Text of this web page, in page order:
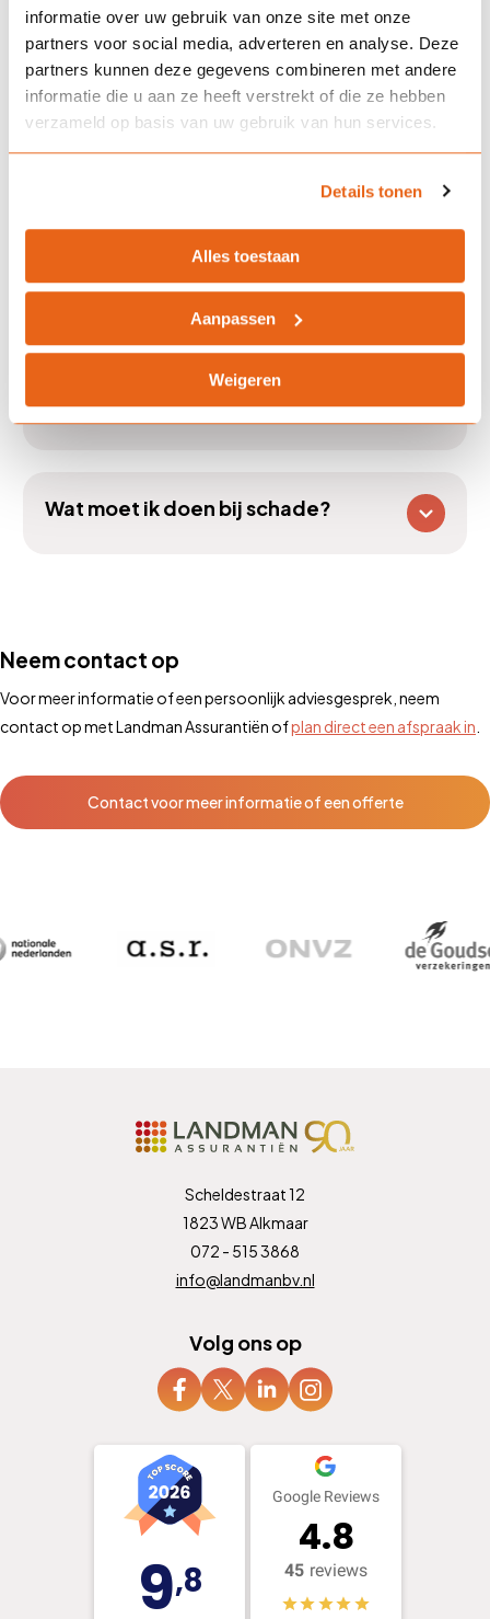
informatie over uw gebruik van onze site met onze
partners voor social media, adverteren en analyse. Deze
partners kunnen deze gegevens combineren met andere
informatie die u aan ze heeft verstrekt of die ze hebben
verzameld op basis van uw gebruik van hun services.
Details tonen
Alles toestaan
Aanpassen
Weigeren
Wat dekt een WA-verzekering?
Wat is het verschil tussen WA +
Hoe wordt de premie van een
Kan ik mijn verzekering tussentijds
aanpassen?
Wat moet ik doen bij schade?
Neem contact op
Voor meer informatie of een persoonlijk adviesgesprek, neem
contact op met Landman Assurantiën ofplan direct een afspraak in
Contact voor meer informatie of een offerte
Scheldestraat 12
1823 WB Alkmaar
072 - 515 3868
info@landmanbv.nl
Volg ons op
9,8
Google Reviews
4.8
45 reviews